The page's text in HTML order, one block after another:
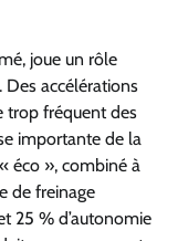
joue un rôle
accélérations
trop fréquent des
importante de la
éco », combiné à
de freinage
25 % d’autonomie